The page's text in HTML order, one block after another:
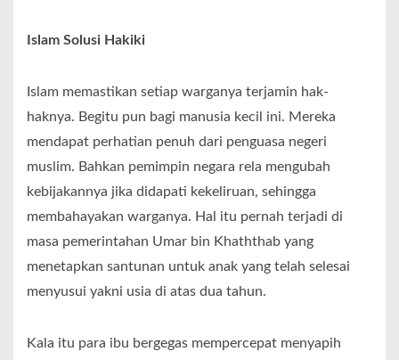
Islam Solusi Hakiki
Islam memastikan setiap warganya terjamin hak-
haknya. Begitu pun bagi manusia kecil ini. Mereka
mendapat perhatian penuh dari penguasa negeri
muslim. Bahkan pemimpin negara rela mengubah
kebijakannya jika didapati kekeliruan, sehingga
membahayakan warganya. Hal itu pernah terjadi di
masa pemerintahan Umar bin Khaththab yang
menetapkan santunan untuk anak yang telah selesai
menyusui yakni usia di atas dua tahun.
Kala itu para ibu bergegas mempercepat menyapih